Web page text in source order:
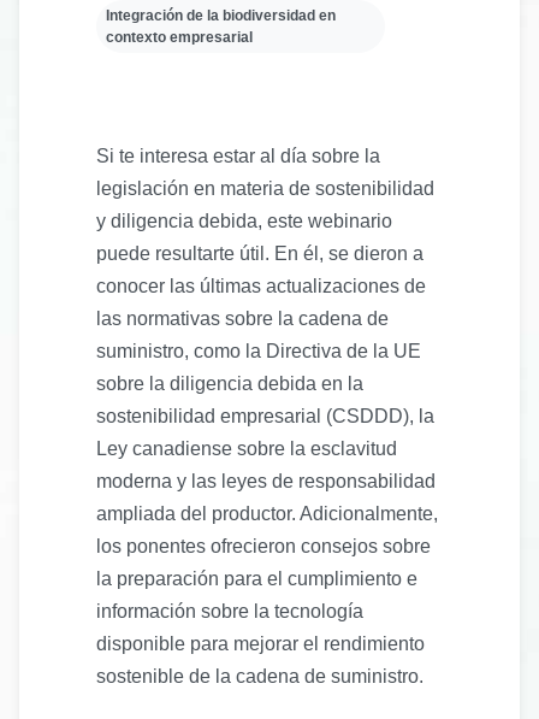
Integración de la biodiversidad en
contexto empresarial
Si te interesa estar al día sobre la
legislación en materia de sostenibilidad
y diligencia debida, este webinario
puede resultarte útil. En él, se dieron a
conocer las últimas actualizaciones de
las normativas sobre la cadena de
suministro, como la Directiva de la UE
sobre la diligencia debida en la
sostenibilidad empresarial (CSDDD), la
Ley canadiense sobre la esclavitud
moderna y las leyes de responsabilidad
ampliada del productor. Adicionalmente,
los ponentes ofrecieron consejos sobre
la preparación para el cumplimiento e
información sobre la tecnología
disponible para mejorar el rendimiento
sostenible de la cadena de suministro.